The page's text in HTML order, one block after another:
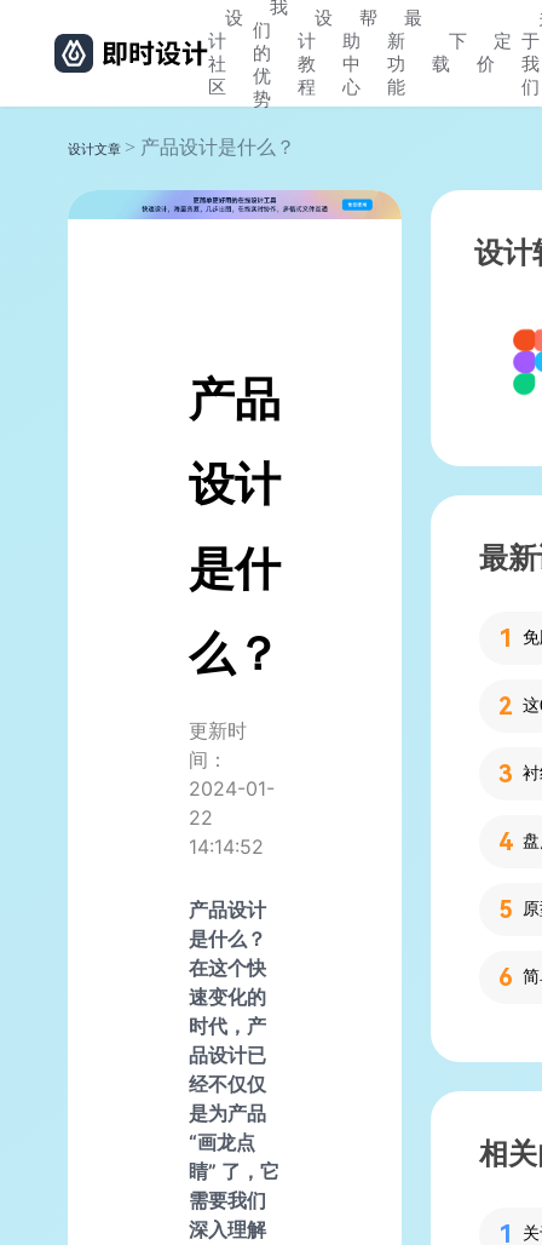
设
计
社
区
我
们
的
优
势
设
计
教
程
帮
助
中
心
最
新
功
能
下
载
定
价
于
我
们
设计文章 > 产品设计是什么？
产品
设计
是什
么？
更新时
间：
2024-01-
22
14:14:52
产品设计
是什么？
在这个快
速变化的
时代，产
品设计已
经不仅仅
是为产品
“画龙点
睛” 了，它
需要我们
深入理解
设计
最
相